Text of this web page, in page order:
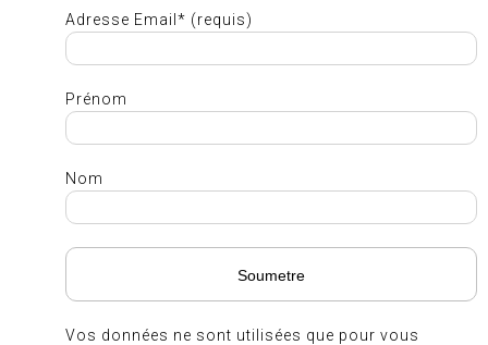
Adresse Email* (requis)
Prénom
Nom
Vos données ne sont utilisées que pour vous